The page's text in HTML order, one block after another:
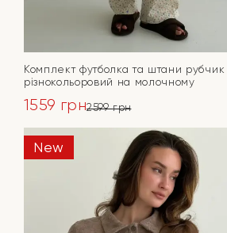
Комплект футболка та штани рубчик
різнокольоровий на молочному
2599грн
Оригінальна
ціна:
2599 грн.
1559 грн
Поточна
ціна:
1559 грн.
ПЕРЕЙТИ
New